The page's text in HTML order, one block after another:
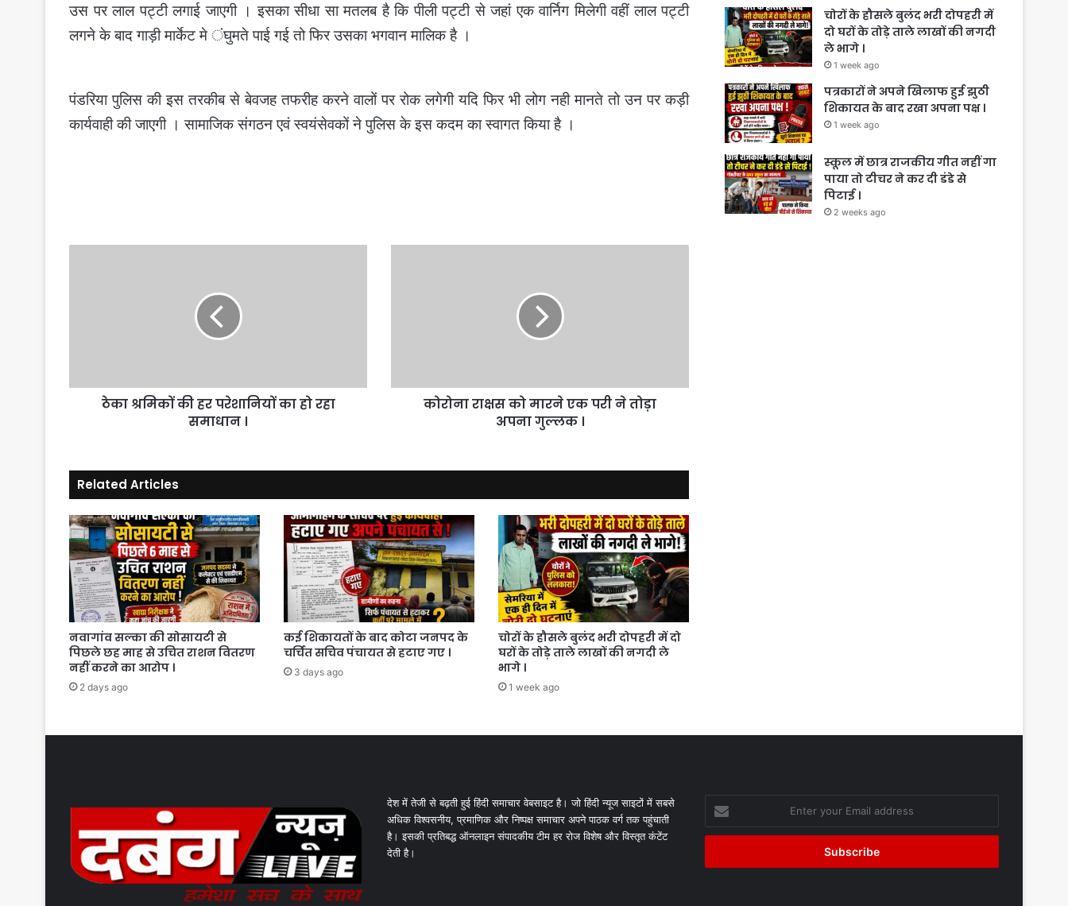
उस पर लाल पट्टी लगाई जाएगी । इसका सीधा सा मतलब है कि पीली पट्टी से जहां एक वार्निग मिलेगी वहीं लाल पट्टी
लगने के बाद गाड़ी मार्केट मे ंघुमते पाई गई तो फिर उसका भगवान मालिक है ।
पंडरिया पुलिस की इस तरकीब से बेवजह तफरीह करने वालों पर रोक लगेगी यदि फिर भी लोग नही मानते तो उन पर कड़ी
कार्यवाही की जाएगी । सामाजिक संगठन एवं स्वयंसेवकों ने पुलिस के इस कदम का स्वागत किया है ।
समाधान
ठेका श्रमिकों की हर परेशानियों का हो रहा
समाधान ।
अपना
कोरोना राक्षस को मारने एक परी ने तोड़ा
अपना गुल्लक ।
Related Articles
नवागांव सल्का की सोसायटी से
पिछले छह माह से उचित राशन वितरण
नहीं करने का आरोप ।
2 days ago
कई शिकायतों के बाद कोटा जनपद के
चर्चित सचिव पंचायत से हटाए गए ।
3 days ago
चोरों के हौसले बुलंद भरी दोपहरी में दो
घरों के तोड़े ताले लाखों की नगदी ले
भागे ।
1 week ago
चोरों के हौसले बुलंद भरी दोपहरी में
दो घरों के तोड़े ताले लाखों की नगदी
ले भागे ।
1 week ago
पत्रकारों ने अपने खिलाफ हुई झुठी
शिकायत के बाद रखा अपना पक्ष ।
1 week ago
स्कूल में छात्र राजकीय गीत नहीं गा
पाया तो टीचर ने कर दी डंडे से
पिटाई ।
2 weeks ago
देश में तेजी से बढ़ती हुई हिंदी समाचार वेबसाइट है। जो हिंदी न्यूज साइटों में सबसे
अधिक विश्वसनीय, प्रमाणिक और निष्पक्ष समाचार अपने पाठक वर्ग तक पहुंचाती
है। इसकी प्रतिबद्ध ऑनलाइन संपादकीय टीम हर रोज विशेष और विस्तृत कंटेंट
देती है।
your
Email